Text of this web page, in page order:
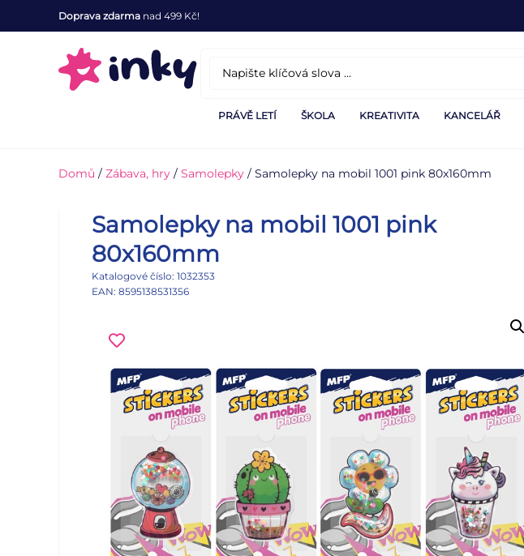
Doprava zdarma nad 499 Kč!
PRÁVĚ LETÍ ŠKOLA KREATIVITA KANCELÁŘ
Domů / Zábava, hry / Samolepky / Samolepky na mobil 1001 pink 80x160mm
Samolepky na mobil 1001 pink
80x160mm
Katalogové číslo: 1032353
EAN: 8595138531356